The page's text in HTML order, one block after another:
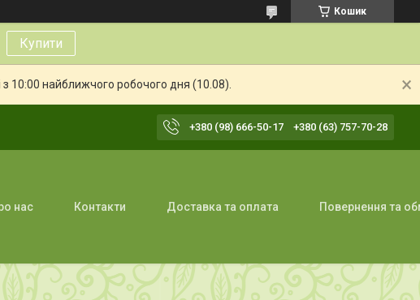
Кошик
Купити
10:00 найближчого робочого дня (10.08).
+380 (98) 666-50-17 +380 (63) 757-70-28
нас Контакти Доставка та оплата Повернення та